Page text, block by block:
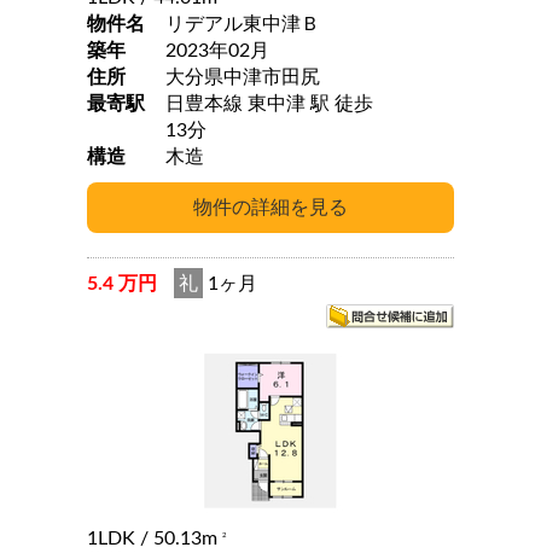
物件名
リデアル東中津Ｂ
築年
2023年02月
住所
大分県中津市田尻
最寄駅
日豊本線 東中津 駅 徒歩
13分
構造
木造
5.4 万円 礼 1ヶ月
1LDK / 50.13m 2